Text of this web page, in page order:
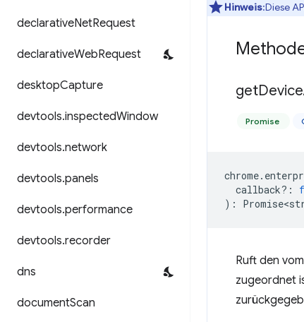
declarativeNetRequest
declarativeWebRequest
desktopCapture
devtools.inspectedWindow
devtools.network
devtools.panels
devtools.performance
devtools.recorder
dns
documentScan
Hinweis:Diese
getDevice
Promise
chrome.
callback? :
) :
Ruft den
zugeordnet